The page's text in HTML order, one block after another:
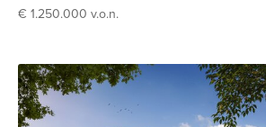
€ 1.250.000 v.o.n.